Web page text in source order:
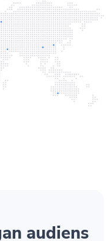
audiens